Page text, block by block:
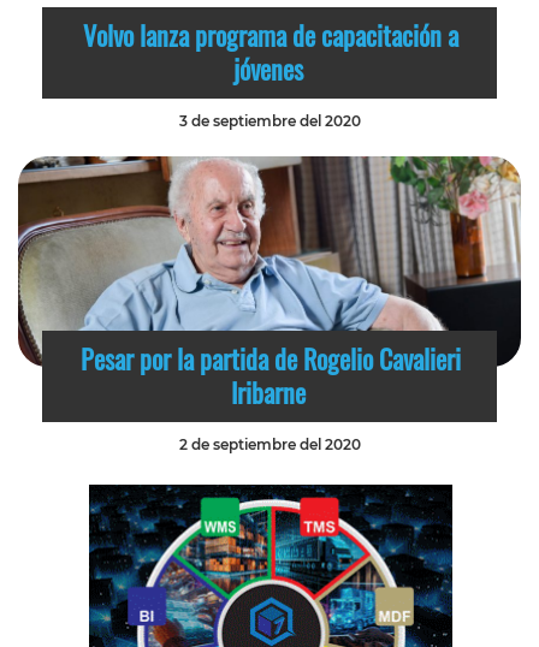
Volvo lanza programa de capacitación a
jóvenes
3 de septiembre del 2020
Pesar por la partida de Rogelio Cavalieri
Iribarne
2 de septiembre del 2020